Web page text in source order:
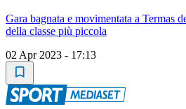
Gara bagnata e movimentata a Termas
della classe più piccola
02 Apr 2023 - 17:13